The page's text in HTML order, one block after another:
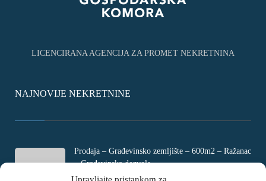
LICENCIRANA AGENCIJA ZA PROMET NEKRETNINA
NAJNOVIJE NEKRETNINE
Prodaja – Građevinsko zemljište – 600m2 – Ražanac
– Građevinska dozvola
Rtina, Croatia